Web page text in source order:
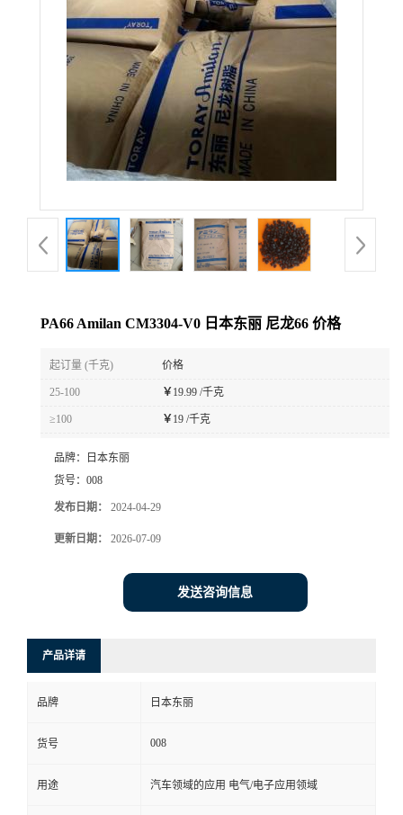
品
展
式
在
线
PA66 Amilan CM3304-V0 日本东丽 尼龙66 价格
起订量 (千克) 价格
25-100 ￥19.99 /千克
≥100 ￥19 /千克
品牌：
日本东丽
货号： 008
发布日期： 2024-04-29
更新日期： 2026-07-09
发送咨询信息
产品详请
品牌 日本东丽
货号 008
用途 汽车领域的应用 电气/电子应用领域